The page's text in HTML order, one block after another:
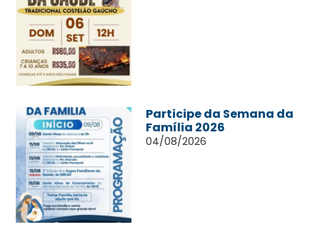
Participe da Semana da
Família 2026
04/08/2026